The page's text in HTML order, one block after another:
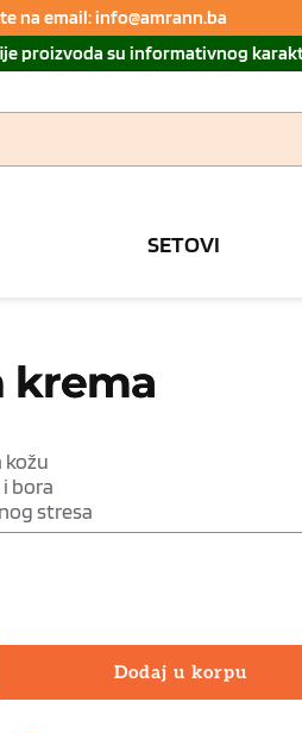
na email: info@amrann.ba
proizvoda su informativnog
SETOVI
krema
kožu
bora
stresa
Dodaj u korpu